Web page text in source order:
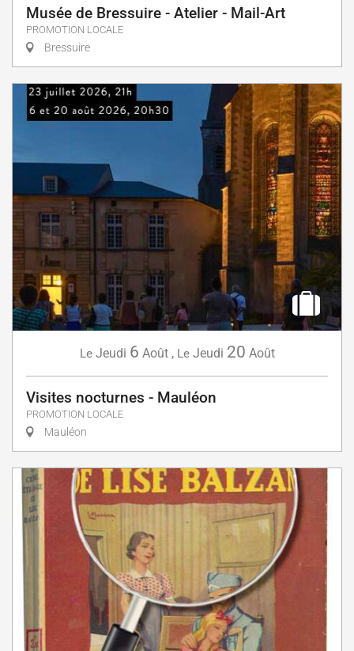
Musée de Bressuire - Atelier - Mail-Art
PROMOTION LOCALE
Bressuire
Le Jeudi 6 Août, Le Jeudi 20 Août
Visites nocturnes - Mauléon
PROMOTION LOCALE
Mauléon